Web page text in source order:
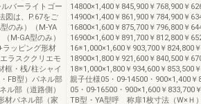
バーライトゴー
図は、P.67をご
のみ）（M-YA
M-GA型のみ）
ラッピング形材
ラスククリエモ
框・桟/柱シャイ
FB型）パネル部
ル部（道路側）
材パネル部（家
14800×1,400￥845,900￥768,900￥
14900×1,400￥861,900￥784,900￥
16800×1,600￥875,700￥796,800￥
16900×1,600￥891,700￥812,800￥
16※1,000×1,600￥903,700￥824,800
18900×1,800￥921,600￥840,500￥
18※1,000×1,800￥934,600￥853,500
親子仕様05・09-14500・900×1,400
05・09-16500・900×1,600￥833,700
TB型・YA型呼 称扉1枚寸法（W×Ｈ